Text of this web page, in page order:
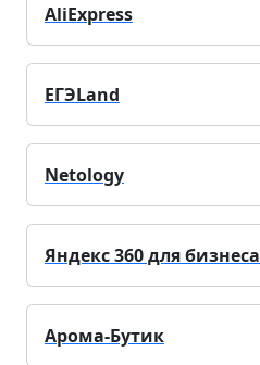
AliExpress
ЕГЭLand
Netology
Яндекс 360 для бизнеса
Арома-Бутик